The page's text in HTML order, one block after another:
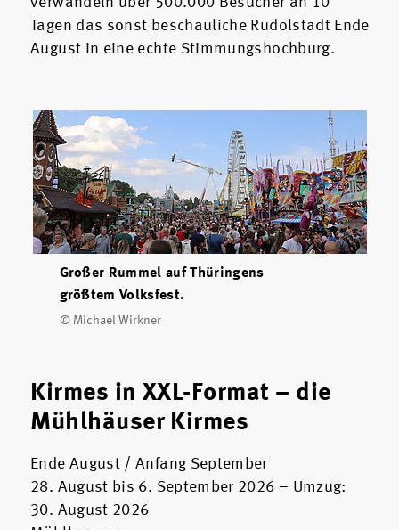
Tagen das sonst beschauliche Rudolstadt Ende
August in eine echte Stimmungshochburg.
Großer Rummel auf Thüringens
größtem Volksfest.
© Michael Wirkner
Kirmes in XXL-Format – die
Mühlhäuser Kirmes
Ende August / Anfang September
28. August bis 6. September 2026 – Umzug:
30. August 2026